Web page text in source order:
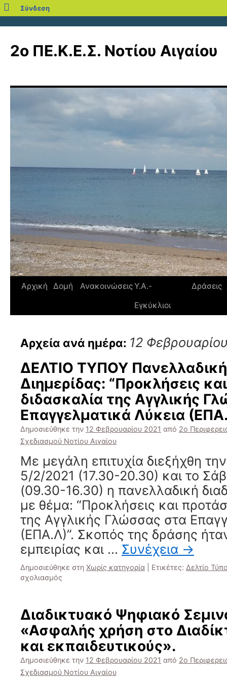
blogs.sch.gr
Σύνδεση
περιεχόμενο
2ο ΠΕ.Κ.Ε.Σ. Νοτίου Αιγαίου
Αρχική Δομή ΑνακοινώσειςΥ.Α.-
Εγκύκλιοι
Δράσεις
Αρχεία ανά ημέρα: 12
ΔΕΛΤΙΟ ΤΥΠΟΥ
Διημερίδας: “Προκλήσεις
διδασκαλία της Αγγλικής
Επαγγελματικά Λύκεια
Δημοσιεύθηκε την 12 Φεβρουαρίου 2021 από 2ο
Σχεδιασμού Νοτίου Αιγαίου
Με μεγάλη επιτυχία διεξήχθη
5/2/2021 (17.30-20.30) και το
(09.30-16.30) η πανελλαδική
με θέμα: “Προκλήσεις και
της Αγγλικής Γλώσσας στα
(ΕΠΑ.Λ)”. Σκοπός της δράσης
εμπειρίας και … Συνέχεια →
Δημοσιεύθηκε στη Χωρίς κατηγορία Ετικέτες: Δελτίο
σχολιασμός
Πανελλαδικής
Διαδικτυακής
Διημερίδας:
“Προκλήσεις
και
προτάσεις
στη
διδασκαλία
Διαδικτυακό Ψηφιακό
«Ασφαλής χρήση στο
και εκπαιδευτικούς».
Δημοσιεύθηκε την 12 Φεβρουαρίου 2021 από 2ο
Σχεδιασμού Νοτίου Αιγαίου